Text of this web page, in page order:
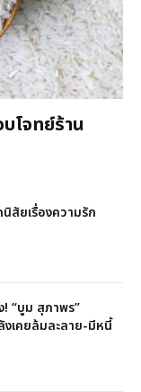
โจทย์ร้าน
ยเรื่องความรัก
“บูม สุภาพร”
งเคยล้มละลาย-มีหนี้